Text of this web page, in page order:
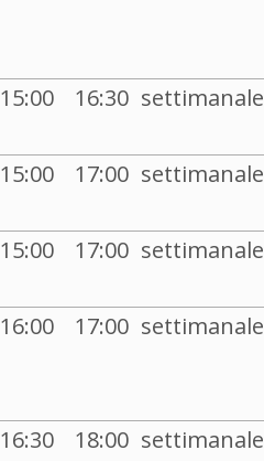
15:00 16:30 settimanale
15:00 17:00 settimanale
15:00 17:00 settimanale
16:00 17:00 settimanale
16:30 18:00 settimanale